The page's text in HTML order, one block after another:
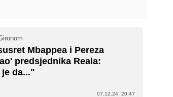
Mbappea i Pereza
predsjednika Reala:
da..."
07.12.24. 20:47